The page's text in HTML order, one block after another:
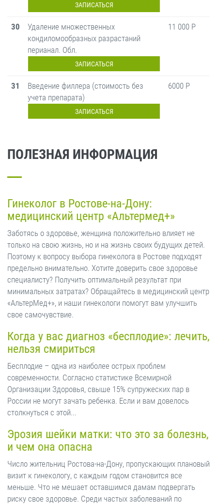
ЗАПИСАТЬСЯ
30
Удаление множественных
кондиломообразных разрастаний
перианал. Обл.
ЗАПИСАТЬСЯ
11 000 Р
31
Введение филлера (стоимость без
учета препарата)
ЗАПИСАТЬСЯ
6000 Р
ПОЛЕЗНАЯ ИНФОРМАЦИЯ
Гинеколог в Ростове-на-Дону:
медицинский центр «Альтермед+»
Заботясь о здоровье, женщина положительно влияет не
только на свою жизнь, но и на жизнь своих будущих детей.
Поэтому к вопросу выбора гинеколога в Ростове подходят
предельно внимательно. Хотите доверить свое здоровье
специалисту? Получить оптимальный результат при
минимальных затратах? Обращайтесь в медицинский центр
«АльтерМед+», и наши гинекологи помогут вам улучшить
свое самочувствие.
Когда у вас диагноз «бесплодие»: лечить,
нельзя смириться
Бесплодие – одна из наиболее острых проблем
современности. Согласно статистике Всемирной
Организации Здоровья, свыше 15% супружеских пар в
России не могут зачать ребенка. Если и вам довелось
столкнуться с этой...
Эрозия шейки матки: что это за болезнь,
и чем она опасна
Число жительниц Ростова-на-Дону, пропускающих плановый
визит к гинекологу, с каждым годом становится все
меньше. Что не мешает оставшимся дамам подвергать
риску свое здоровье. Среди частых заболеваний по